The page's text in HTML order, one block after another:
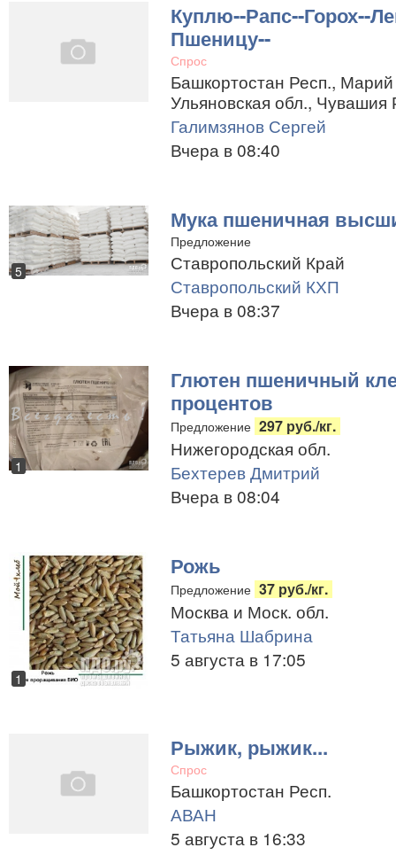
Куплю--Рапс--Горох--
Пшеницу--
Спрос
Башкортостан Респ.,
Ульяновская обл., Чувашия
Галимзянов Сергей
Вчера в 08:40
5
Мука пшеничная
Предложение
Ставропольский Край
Ставропольский КХП
Вчера в 08:37
1
Глютен пшеничный
процентов
Предложение 297 руб./кг.
Нижегородская обл.
Бехтерев Дмитрий
Вчера в 08:04
1
Рожь
Предложение 37 руб./кг.
Москва и Моск. обл.
Татьяна Шабрина
5 августа в 17:05
Рыжик, рыжик...
Спрос
Башкортостан Респ.
АВАН
5 августа в 16:33